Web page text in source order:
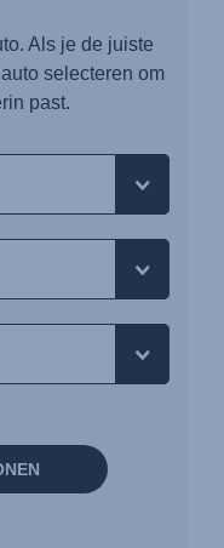
Als je de juiste
selecteren om
past.